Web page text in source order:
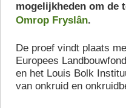
mogelijkheden om de
Omrop Fryslân.
De proef vindt plaats
Europees
en het Louis Bolk
van onkruid en